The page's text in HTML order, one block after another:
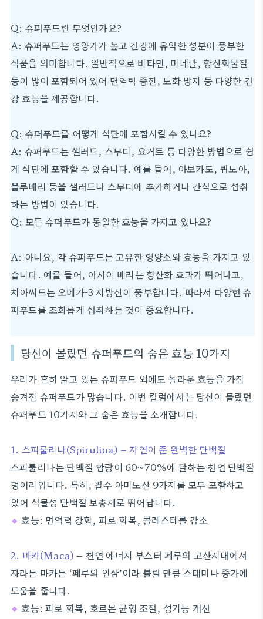
Q: 슈퍼푸드란 무엇인가요?
A: 슈퍼푸드는 영양가가 높고 건강에 유익한 성분이 풍부한
식품을 의미합니다. 일반적으로 비타민, 미네랄, 항산화물질
등이 많이 포함되어 있어 면역력 증진, 노화 방지 등 다양한 건
강 효능을 제공합니다.
Q: 슈퍼푸드를 어떻게 식단에 포함시킬 수 있나요?
A: 슈퍼푸드는 샐러드, 스무디, 요거트 등 다양한 방법으로 쉽
게 식단에 포함할 수 있습니다. 예를 들어, 아보카도, 퀴노아,
블루베리 등을 샐러드나 스무디에 추가하거나 간식으로 섭취
하는 방법이 있습니다.
Q: 모든 슈퍼푸드가 동일한 효능을 가지고 있나요?
A: 아니요, 각 슈퍼푸드는 고유한 영양소와 효능을 가지고 있
습니다. 예를 들어, 아사이 베리는 항산화 효과가 뛰어나고,
치아씨드는 오메가-3 지방산이 풍부합니다. 따라서 다양한 슈
퍼푸드를 조화롭게 섭취하는 것이 중요합니다.
당신이 몰랐던 슈퍼푸드의 숨은 효능 10가지
우리가 흔히 알고 있는 슈퍼푸드 외에도 놀라운 효능을 가진
숨겨진 슈퍼푸드가 많습니다. 이번 칼럼에서는 당신이 몰랐던
슈퍼푸드 10가지와 그 숨은 효능을 소개합니다.
1. 스피룰리나(Spirulina) – 자연이 준 완벽한 단백질
스피룰리나는 단백질 함량이 60~70%에 달하는 천연 단백질
덩어리입니다. 특히, 필수 아미노산 9가지를 모두 포함하고
있어 식물성 단백질 보충제로 뛰어납니다.
◆ 효능: 면역력 강화, 피로 회복, 콜레스테롤 감소
2. 마카(Maca) – 천연 에너지 부스터 페루의 고산지대에서
자라는 마카는 ‘페루의 인삼’이라 불릴 만큼 스태미나 증가에
도움을 줍니다.
◆효능: 피로 회복, 호르몬 균형 조절, 성기능 개선